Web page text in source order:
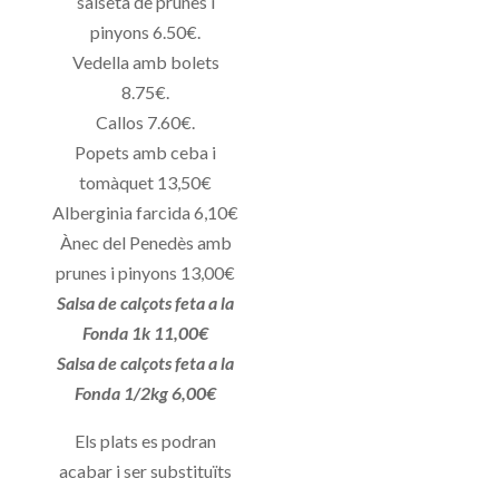
pinyons 6.50€.
Vedella amb bolets
8.75€.
Callos 7.60€.
Popets amb ceba i
tomàquet 13,50€
Alberginia farcida 6,10€
Ànec del Penedès amb
prunes i pinyons 13,00€
Salsa de calçots feta a la
Fonda 1k 11,00€
Salsa de calçots feta a la
Fonda 1/2kg 6,00€
Els plats es podran
acabar i ser substituïts